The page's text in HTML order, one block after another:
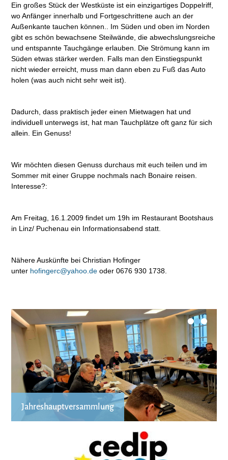
Ein großes Stück der Westküste ist ein einzigartiges Doppelriff,
wo Anfänger innerhalb und Fortgeschrittene auch an der
Außenkante tauchen können.. Im Süden und oben im Norden
gibt es schön bewachsene Steilwände, die abwechslungsreiche
und entspannte Tauchgänge erlauben. Die Strömung kann im
Süden etwas stärker werden. Falls man den Einstiegspunkt
nicht wieder erreicht, muss man dann eben zu Fuß das Auto
holen (was auch nicht sehr weit ist).
Dadurch, dass praktisch jeder einen Mietwagen hat und
individuell unterwegs ist, hat man Tauchplätze oft ganz für sich
allein. Ein Genuss!
Wir möchten diesen Genuss durchaus mit euch teilen und im
Sommer mit einer Gruppe nochmals nach Bonaire reisen.
Interesse?:
Am Freitag, 16.1.2009 findet um 19h im Restaurant Bootshaus
in Linz/ Puchenau ein Informationsabend statt.
Nähere Auskünfte bei Christian Hofinger
unter hofingerc@yahoo.de oder 0676 930 1738.
•
•
•
Jahreshauptversammlung